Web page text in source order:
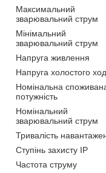
Максимальний
зварювальний струм
Мінімальний
зварювальний струм
Напруга живлення
Напруга холостого
Номінальна
потужність
Номінальний
зварювальний струм
Тривалість
Ступінь захисту IP
Частота струму